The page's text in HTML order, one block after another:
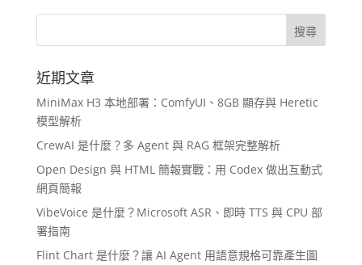
近期文章
MiniMax H3 本地部署：ComfyUI、8GB 顯存與 Heretic
模型解析
CrewAI 是什麼？多 Agent 與 RAG 框架完整解析
Open Design 與 HTML 簡報實戰：用 Codex 做出互動式
網頁簡報
VibeVoice 是什麼？Microsoft ASR、即時 TTS 與 CPU 部
署指南
Flint Chart 是什麼？讓 AI Agent 用語意規格可靠產生圖